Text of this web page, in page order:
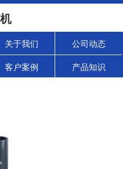
关于我们 公司动态
客户案例 产品知识